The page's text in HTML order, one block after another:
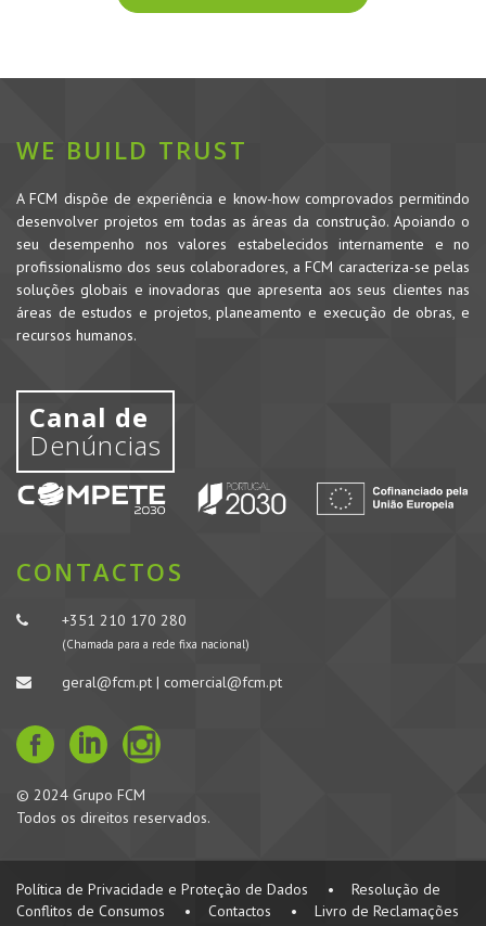
WE BUILD TRUST
A FCM dispõe de experiência e know-how comprovados permitindo
desenvolver projetos em todas as áreas da construção. Apoiando o
seu desempenho nos valores estabelecidos internamente e no
profissionalismo dos seus colaboradores, a FCM caracteriza-se pelas
soluções globais e inovadoras que apresenta aos seus clientes nas
áreas de estudos e projetos, planeamento e execução de obras, e
recursos humanos.
Canal de
Denúncias
CONTACTOS
+351 210 170 280
(Chamada para a rede fixa nacional)
geral@fcm.pt | comercial@fcm.pt
© 2024 Grupo FCM
Todos os direitos reservados.
Política de Privacidade e Proteção de Dados •
Resolução de
Conflitos de Consumos
• Contactos • Livro de Reclamações